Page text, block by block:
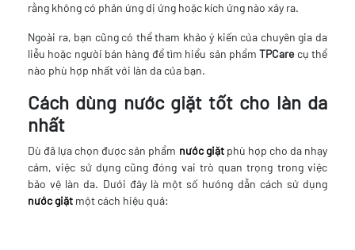
rằng không có phản ứng dị ứng hoặc kích ứng nào xảy ra.
Ngoài ra, bạn cũng có thể tham khảo ý kiến của chuyên gia da
liễu hoặc người bán hàng để tìm hiểu sản phẩmTPCarecụ thể
nào phù hợp nhất với làn da của bạn.
Cách dùng nước giặt tốt cho làn da
nhất
Dù đã lựa chọn được sản phẩm nước giặtphù hợp cho da nhạy
cảm, việc sử dụng cũng đóng vai trò quan trọng trong việc
bảo vệ làn da. Dưới đây là một số hướng dẫn cách sử dụng
nước giặt một cách hiệu quả: